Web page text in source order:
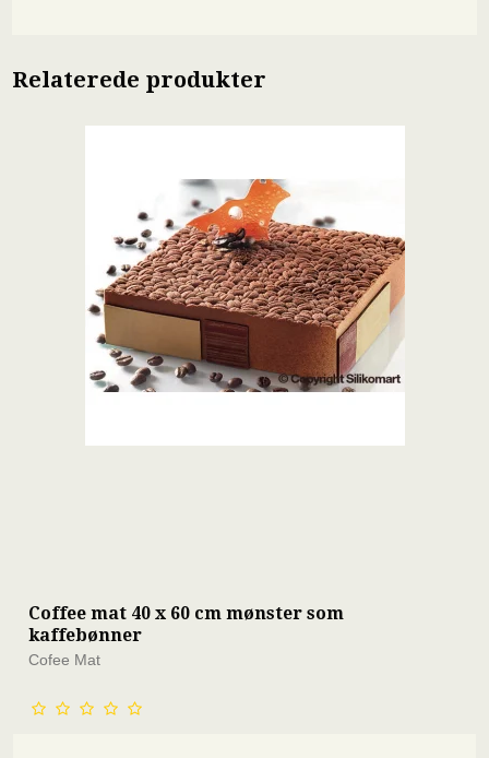
Relaterede produkter
Coffee mat 40 x 60 cm mønster som
kaffebønner
Cofee Mat